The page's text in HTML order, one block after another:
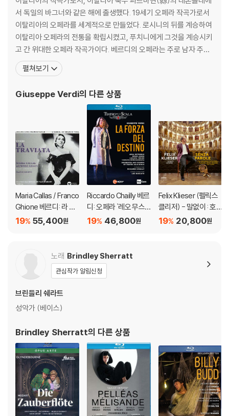
다, 만토바 공작 역에 골고루 매력적인 아리아와 이중창, 사중창이 안배되
어 있다.
- 리제트 오로페사는 성악계의 떠오르는 스타인 동시에 잘 알려진 채식주
의자요, 마라톤을 뛰는 육상 매니아이기도 하다. 날씬함을 유지하기 위한
선택이며 그 덕분에 슬림한 몸매를 지닌 미녀 소프라노로 인기가 높다. 레
물론 독일과 프랑스 오페라를 아우른다. 루이지애나에서 쿠바 이민자 부부
의 딸로 태어난 오로페사는 스페인어를 말하며 성장했고, 2019년에는 스
페인 시민권까지 취득했다. 로열 오페라의 이 공연에 대해 가디언지는 ‘겨
룰 상대가 없는 질다’라고 호평했다.
- 타이틀 롤을 부른 카를로스 알바레스(1966-)는 스페인을 대표하는 베
르디 바리톤이다. 2000년대에 한창 전성기를 구가하다가 (아마도 건강
문제로) 한동안 활동이 뜸했지만 다시 예전의 기량을 회복했다. 인기 아리
아를 세 곡이나 부르는 만토바 공작 역의 리파리트 아베티시안(1990-)는
아르메니아 출신의 젊은 테너로 19세기 이탈리아 오페라에서 두각을 나타
내고 있다.
※ 4K블루레이, 3D 블루레이 재생 관련 안내
1) 4K UHD 디스크는 대용량의 데이터 전송이 필요하므로 4K전용 플레
이어를 사용하셔야 합니다. 더불어 플레이어 소프트웨어 최신 버전의 업데
이트, 대용량 케이블 사용이 필수입니다.
니다.
※ 아웃케이스/구성품/포장 상태
1) 제작/배송 과정에서 경미한 아웃케이스 주름, 모서리 눌림 및 갈라짐이
발생할 수 있습니다. 반품을 원하실 경우 미개봉 상태로 문의 부탁드립니
2) 스틸북 케이스 제작 과정에서 기포 혹은 경미한 인쇄 오류가 발생할 수
서 독일의 바그너와 같은 해에 출생했다. 19세기 오페라 작곡가로서
이탈리아의 오페라를 세계적으로 만들었다. 로시니의 뒤를 계승하여
이탈리아 오페라의 전통을 확립시켰고, 푸치니에게 그것을 계승시키
고 간 위대한 오페라 작곡가이다. 베르디의 오페라는 주로 남자 주인
공을 중심으로 전개되는데, 그의 오페라는 힘차고 당당한 극적 성격
을 지니고 있다. 말년에는 비극적인 작품을 많이 써냈고 '팔스타프'와
페라 이외의 작품으로는 '레퀴엠', '현악사중주곡' 등이 널리
펼쳐보기
Giuseppe Verdi의 다른 상품
Maria Callas / Franco
Ghione 베르디: 라 트
라비아타 - 마리아 칼
55,400원
19%
Riccardo Chailly 베르
디: 오페라 `레오 무스
카토` (Verdi: Opera `
46,800원
19%
Felix Klieser (펠릭스
클리저) - 말없이 : 호른
으로 연주하는 이탈리
di, Rossini and other
20,800원
19%
노래 Brindley Sherratt
관심작가 알림신청
브린들리 쉐라트
성악가 (베이스)
Brindley Sherratt의 다른 상품